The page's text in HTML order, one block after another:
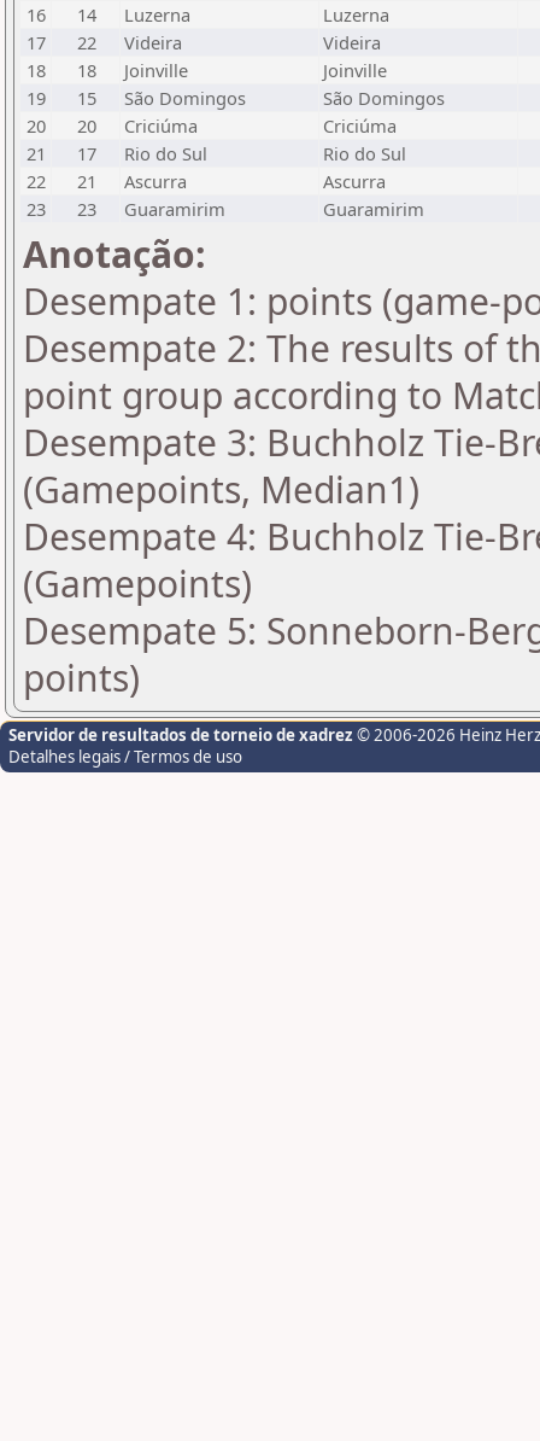
16
14 Luzerna
Luzerna
17
22 Videira
Videira
18
18 Joinville
Joinville
19
15 São Domingos
São Domingos
20
20 Criciúma
Criciúma
21
17 Rio do Sul
Rio do Sul
22
21 Ascurra
Ascurra
23
23 Guaramirim Guaramirim
Anotação:
Desempate 1: points (game-
Desempate 2: The results of
point group according to
Desempate 3: Buchholz Tie-
(Gamepoints, Median1)
Desempate 4: Buchholz Tie-
(Gamepoints)
Desempate 5: Sonneborn-
points)
Servidor de resultados de torneio de xadrez © 2006-2026 Heinz
Detalhes legais / Termos de uso